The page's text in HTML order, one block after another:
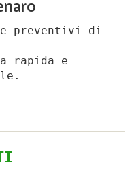
preventivi di
rapida e